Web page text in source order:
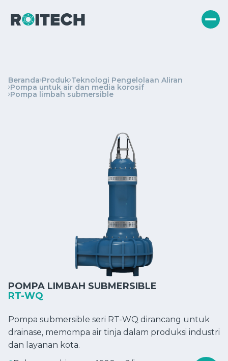
Beranda Produk Teknologi Pengelolaan Aliran
Pompa untuk air dan media korosif
Pompa limbah submersible
POMPA LIMBAH SUBMERSIBLE
RT-WQ
Pompa submersible seri RT-WQ dirancang untuk
drainase, memompa air tinja dalam produksi industri
dan layanan kota.